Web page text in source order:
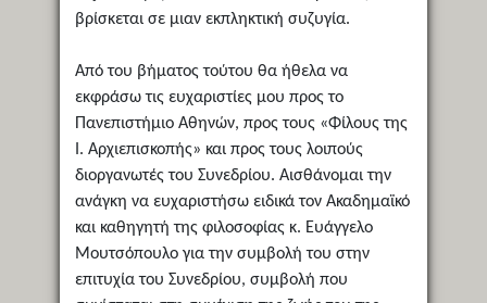
βρίσκεται σε μιαν εκπληκτική συζυγία.
Από του βήματος τούτου θα ήθελα να
εκφράσω τις ευχαριστίες μου προς το
Πανεπιστήμιο Αθηνών, προς τους «Φίλους της
Ι. Αρχιεπισκοπής» και προς τους λοιπούς
διοργανωτές του Συνεδρίου. Αισθάνομαι την
ανάγκη να ευχαριστήσω ειδικά τον Ακαδημαϊκό
και καθηγητή της φιλοσοφίας κ. Ευάγγελο
Μουτσόπουλο για την συμβολή του στην
επιτυχία του Συνεδρίου, συμβολή που